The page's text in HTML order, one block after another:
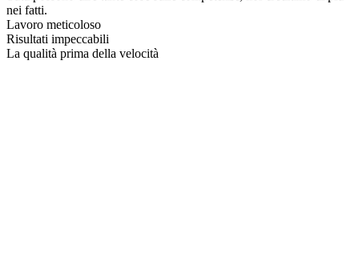
nei fatti.
Lavoro meticoloso
Risultati impeccabili
La qualità prima della velocità